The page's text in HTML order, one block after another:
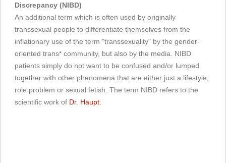
Discrepancy (NIBD)
An additional term which is often used by originally
transsexual people to differentiate themselves from the
inflationary use of the term "transsexuality" by the gender-
oriented trans* community, but also by the media. NIBD
patients simply do not want to be confused and/or lumped
together with other phenomena that are either just a lifestyle,
role problem or sexual fetish. The term NIBD refers to the
scientific work of Dr. Haupt